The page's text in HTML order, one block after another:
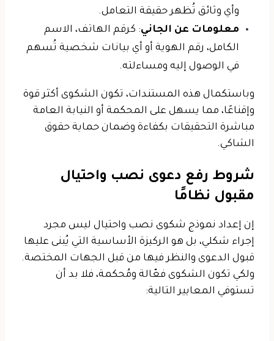
وأي وثائق تُظهر حقيقة التعامل.
معلومات عن الجاني: كرقم الهاتف، الاسم
الكامل، رقم الهوية أو أي بيانات شخصية تُسهم
في الوصول إليه ومساءلته.
وباستكمال هذه المستندات، تكون الشكوى أكثر قوة
وإقناعًا، مما يسهل على المحكمة أو النيابة العامة
مباشرة التحقيقات بكفاءة وضمان حماية حقوق
الشاكي.
شروط رفع دعوى نصب واحتيال
مقبول نظامًا
إن إعداد نموذج شكوى نصب واحتيال ليس مجرد
إجراء شكلي، بل هو الركيزة الأساسية التي يُبنى عليها
قبول الدعوى والنظر فيها من قبل الجهات المختصة.
ولكي تكون الشكوى فعّالة ومُحكمة، فلا بد أن
تستوفي المعايير التالية: